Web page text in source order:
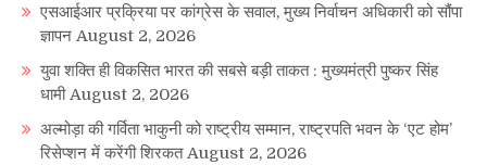
एसआईआर प्रक्रिया पर कांग्रेस के सवाल, मुख्य निर्वाचन अधिकारी को सौंपा
ज्ञापन August 2, 2026
युवा शक्ति ही विकसित भारत की सबसे बड़ी ताकत : मुख्यमंत्री पुष्कर सिंह
धामी August 2, 2026
अल्मोड़ा की गर्विता भाकुनी को राष्ट्रीय सम्मान, राष्ट्रपति भवन के ‘एट होम’
रिसेप्शन में करेंगी शिरकत August 2, 2026